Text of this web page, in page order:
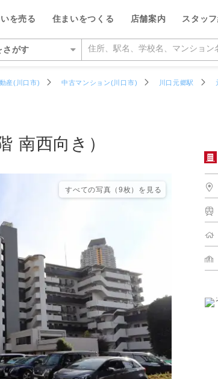
を売る 住まいをつくる 店舗案内 スタッ
さがす
さがす
をさがす
がす
をさがす
さがす
件をさがす
がす
相場データ提供サー
買替えシミュレーシ
買替え成功のポイント
不動産相場価格推定
購入時・購入後のサポ
不動産用語
住まいをさがすとき
が最大半額
力を引き出す宣伝力
と保証サービス
AI査定＋チャット相談
相場データ提供サー
買替えシミュレーシ
お客さまの声（売却）
売主さま向けのサービ
割引サービスの案内
住まいを売るときに
クで住まい作りをサポート
を共有するイエナカログ
ウィルの中古×リフォ
知っておきたいトラ
購入時・購入後のサ
リフォームするとき
所
業所
タッフ
ナンシャルコミュニケーシ
デザイン・コンサ
TOP
業
シャルプランニング事業
クリエイティブ事業
ィング事業
ーケティング事業
投資家の皆様へ
電子公告
株式関連情報
会社見学会
IRに関する問合せ
2,500 万円 物件番号 939986R
産(川口市) 中古マンション(川口市) 川口元郷駅
南西向き）
すべての写真（9枚）を⾒る